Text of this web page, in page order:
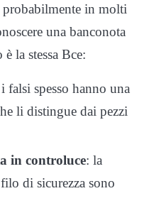
in molti
una banconota
la stessa Bce:
falsi spesso hanno una
li distingue dai pezzi
in controluce: la
di sicurezza sono